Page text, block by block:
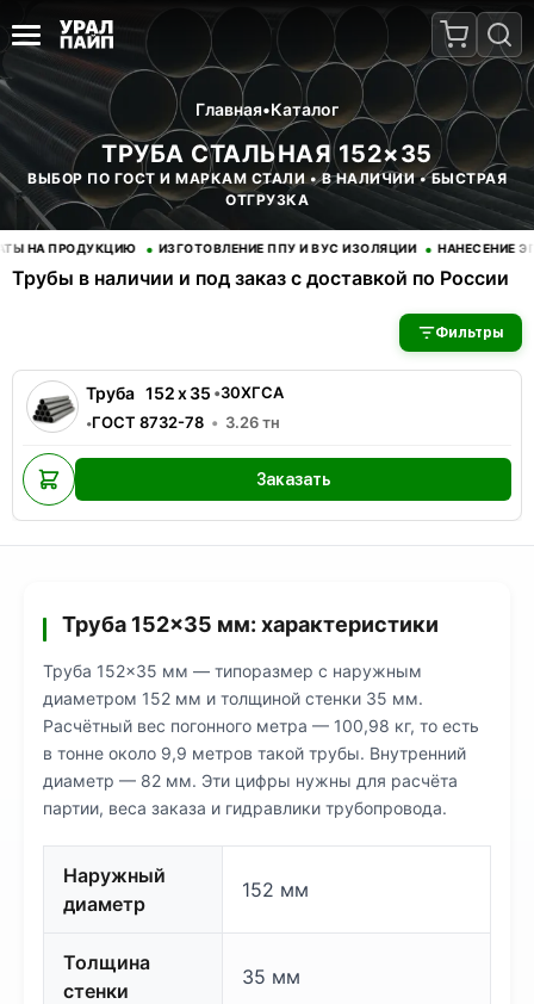
Главная•Каталог
ТРУБА СТАЛЬНАЯ 152×35
ВЫБОР ПО ГОСТ И МАРКАМ СТАЛИ • В НАЛИЧИИ • БЫСТРАЯ
ОТГРУЗКА
НА ПРОДУКЦИЮ • ИЗГОТОВЛЕНИЕ ППУ И ВУС ИЗОЛЯЦИИ • НАНЕСЕНИЕ
Трубы в наличии и под заказ с доставкой по России
В наличии 1 позиций трубы стальные. Купить трубы оптом с
Фильтры
Труба 152x35 •30ХГСА
•ГОСТ 8732-78 3.26тн
Заказать
Труба 152×35 мм: характеристики
Труба 152×35 мм — типоразмер с наружным
диаметром 152 мм и толщиной стенки 35 мм.
Расчётный вес погонного метра — 100,98 кг, то есть
в тонне около 9,9 метров такой трубы. Внутренний
диаметр — 82 мм. Эти цифры нужны для расчёта
партии, веса заказа и гидравлики трубопровода.
Наружный
диаметр
152 мм
Толщина
стенки
35 мм